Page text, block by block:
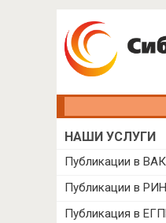
НАШИ УСЛУГИ
Публикации в ВАК
Публикации в
Публикация в